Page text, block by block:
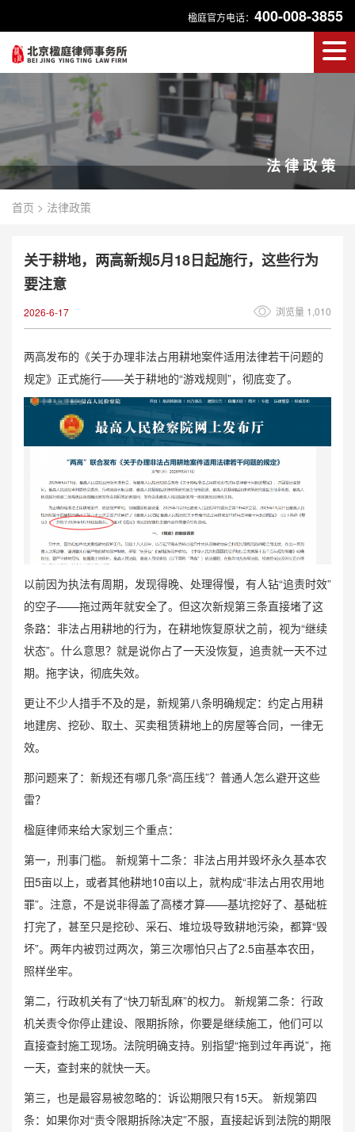
楹庭官方电话： 400-008-3855
法律政策
首页 > 法律政策
关于耕地，两高新规5月18日起施行，这些行为
要注意
2026-6-17 浏览量 1,010
两高发布的《关于办理非法占用耕地案件适用法律若干问题的
规定》正式施行——关于耕地的“游戏规则”，彻底变了。
以前因为执法有周期，发现得晚、处理得慢，有人钻“追责时效”
的空子——拖过两年就安全了。但这次新规第三条直接堵了这
条路：非法占用耕地的行为，在耕地恢复原状之前，视为“继续
状态”。什么意思？就是说你占了一天没恢复，追责就一天不过
期。拖字诀，彻底失效。
更让不少人措手不及的是，新规第八条明确规定：约定占用耕
地建房、挖砂、取土、买卖租赁耕地上的房屋等合同，一律无
效。
那问题来了：新规还有哪几条“高压线”？普通人怎么避开这些
雷？
楹庭律师来给大家划三个重点：
第一，刑事门槛。 新规第十二条：非法占用并毁坏永久基本农
田5亩以上，或者其他耕地10亩以上，就构成“非法占用农用地
罪”。注意，不是说非得盖了高楼才算——基坑挖好了、基础桩
打完了，甚至只是挖砂、采石、堆垃圾导致耕地污染，都算“毁
坏”。两年内被罚过两次，第三次哪怕只占了2.5亩基本农田，
照样坐牢。
第二，行政机关有了“快刀斩乱麻”的权力。 新规第二条：行政
机关责令你停止建设、限期拆除，你要是继续施工，他们可以
直接查封施工现场。法院明确支持。别指望“拖到过年再说”，拖
一天，查封来的就快一天。
第三，也是最容易被忽略的：诉讼期限只有15天。 新规第四
条：如果你对“责令限期拆除决定”不服，直接起诉到法院的期限